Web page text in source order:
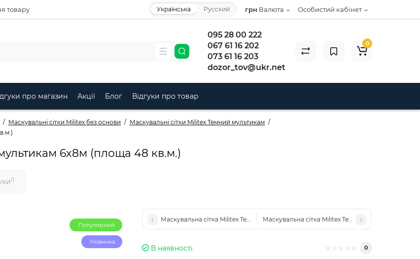
товару Особистий кабінет
грн Валюта
Українська Русский
095 28 00 222
067 61 16 202
073 61 16 203
dozor_tov@ukr.net
0
про магазин Акції Блог Відгуки про товар
Маскувальні сітки Militex без основи
Маскувальні сітки Militex Темний мультикам
6х8м (площа 48 кв.м.)
0
Популярний
Новинка
Маскувальна сітка Militex Темний мультикам 5х8м (площа 40 кв.м.)
Маскувальна сітка Militex Темний мультикам
В наявності 0